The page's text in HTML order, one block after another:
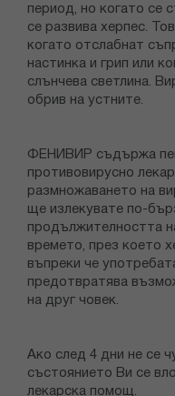
период, но когато се
се развива херпес.
когато отслабнат
настинка и грип или
слънчева светлина.
обрив на устните.
ФЕНИВИР съдържа
противовирусно
размножаването на
ще излекувате по-
продължителността
времето, през което
въпреки че
предотвратява
на друг човек.
Ако след 4 дни не се
състоянието Ви се
лекарска помощ.